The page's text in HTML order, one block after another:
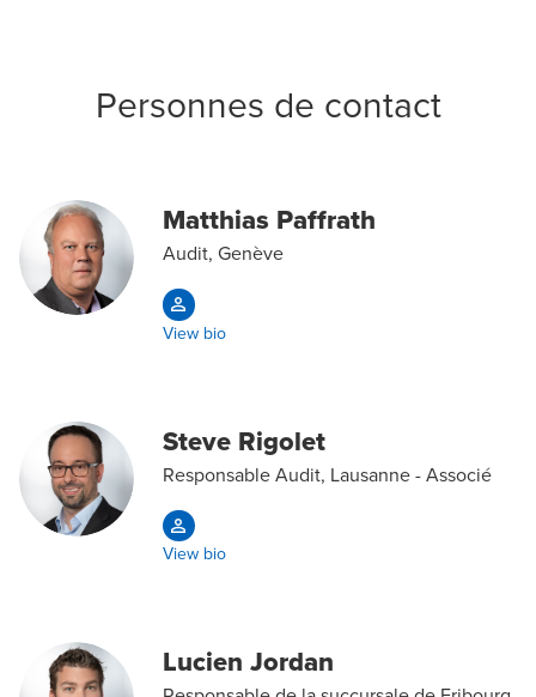
Personnes de contact
Matthias Paffrath
Audit, Genève
View bio
Steve Rigolet
Responsable Audit, Lausanne - Associé
View bio
Lucien Jordan